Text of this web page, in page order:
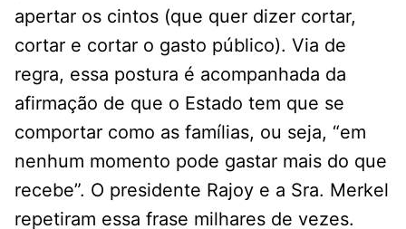
apertar os cintos (que quer dizer cortar,
cortar e cortar o gasto público). Via de
regra, essa postura é acompanhada da
afirmação de que o Estado tem que se
comportar como as famílias, ou seja, “em
nenhum momento pode gastar mais do que
recebe”. O presidente Rajoy e a Sra. Merkel
repetiram essa frase milhares de vezes.